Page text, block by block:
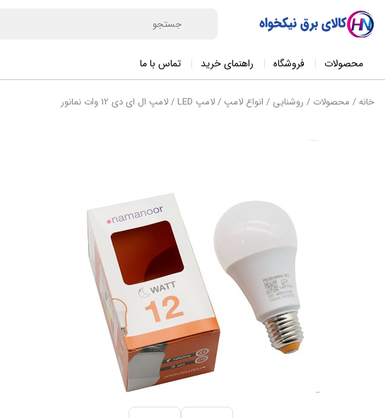
محصولات فروشگاه راهنمای خرید تماس با ما
خانه/ محصولات / روشنایی / انواع لامپ /لامپ LED / لامپ ال ای دی 12 وات نمانور